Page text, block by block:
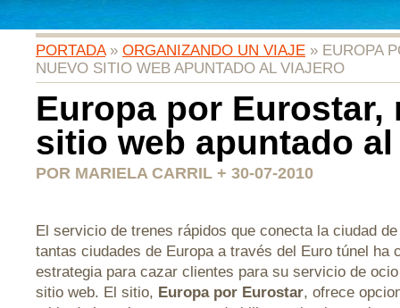
PORTADA» ORGANIZANDO UN VIAJE » EUROPA
NUEVO SITIO WEB APUNTADO AL VIAJERO
Europa por Eurostar,
sitio web apuntado
POR MARIELA CARRIL + 30-07-2010
El servicio de trenes rápidos que conecta la ciudad
tantas ciudades de Europa a través del Euro túnel ha
estrategia para cazar clientes para su servicio de
sitio web. El sitio, Europa por Eurostar, ofrece